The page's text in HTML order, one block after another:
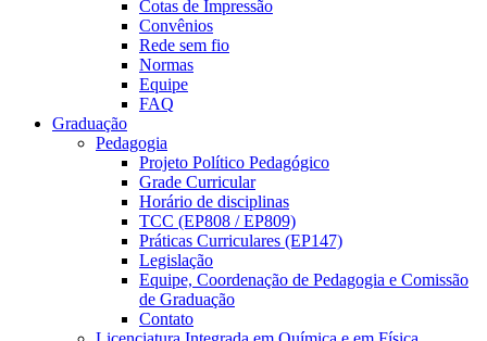
Cotas de Impressão
Convênios
Rede sem fio
Normas
Equipe
FAQ
Graduação
Pedagogia
Projeto Político Pedagógico
Grade Curricular
Horário de disciplinas
TCC (EP808 / EP809)
Práticas Curriculares (EP147)
Legislação
Equipe, Coordenação de Pedagogia e Comissão
de Graduação
Contato